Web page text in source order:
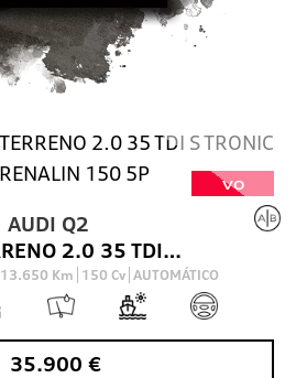
VO
AUDI Q2
TODOTERRENO 2.0 35 TDI S TRONIC ADRENALIN 150 5P
13.650 Km 150 Cv AUTOMÁTICO
35.900 €